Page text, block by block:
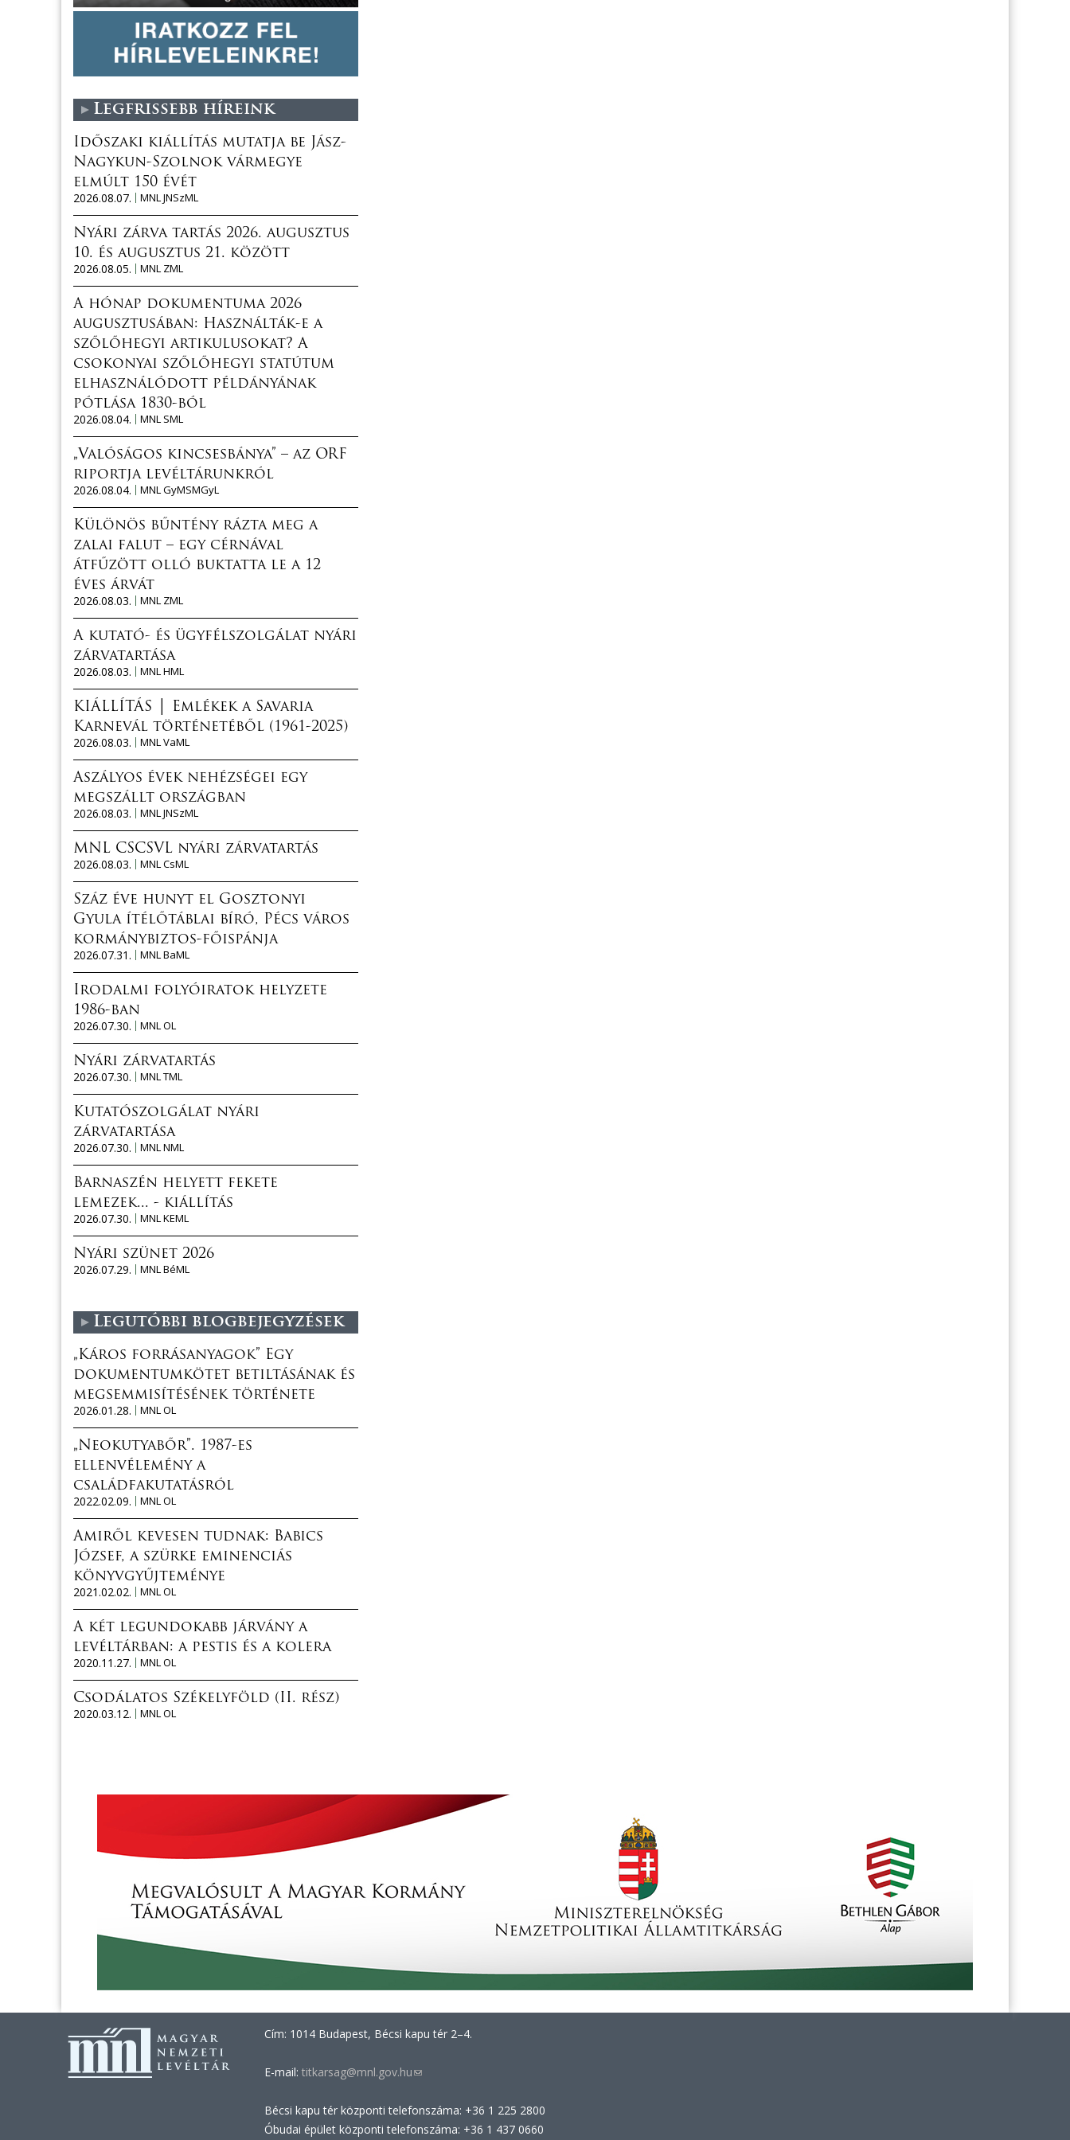
Legfrissebb híreink
Időszaki kiállítás mutatja be Jász-
Nagykun-Szolnok vármegye
elmúlt 150 évét
2026.08.07.
MNL JNSzML
Nyári zárva tartás 2026. augusztus
10. és augusztus 21. között
2026.08.05.
MNL ZML
A hónap dokumentuma 2026
augusztusában: Használták-e a
szőlőhegyi artikulusokat? A
csokonyai szőlőhegyi statútum
elhasználódott példányának
pótlása 1830-ból
2026.08.04.
MNL SML
„Valóságos kincsesbánya” – az ORF
riportja levéltárunkról
2026.08.04.
MNL GyMSMGyL
Különös bűntény rázta meg a
zalai falut – egy cérnával
átfűzött olló buktatta le a 12
éves árvát
2026.08.03.
MNL ZML
A kutató- és ügyfélszolgálat nyári
zárvatartása
2026.08.03.
MNL HML
KIÁLLÍTÁS │ Emlékek a Savaria
Karnevál történetéből (1961-2025)
2026.08.03.
MNL VaML
Aszályos évek nehézségei egy
megszállt országban
2026.08.03.
MNL JNSzML
MNL CSCSVL nyári zárvatartás
2026.08.03.
MNL CsML
Száz éve hunyt el Gosztonyi
Gyula ítélőtáblai bíró, Pécs város
kormánybiztos-főispánja
2026.07.31.
MNL BaML
Irodalmi folyóiratok helyzete
1986-ban
2026.07.30.
MNL OL
Nyári zárvatartás
2026.07.30.
MNL TML
Kutatószolgálat nyári
zárvatartása
2026.07.30.
MNL NML
Barnaszén helyett fekete
lemezek... - kiállítás
2026.07.30.
MNL KEML
Nyári szünet 2026
2026.07.29.
MNL BéML
Legutóbbi blogbejegyzések
„Káros forrásanyagok” Egy
dokumentumkötet betiltásának és
megsemmisítésének története
2026.01.28.
MNL OL
„Neokutyabőr”. 1987-es
ellenvélemény a
családfakutatásról
2022.02.09.
MNL OL
Amiről kevesen tudnak: Babics
József, a szürke eminenciás
könyvgyűjteménye
2021.02.02.
MNL OL
A két legundokabb járvány a
levéltárban: a pestis és a kolera
2020.11.27.
MNL OL
Csodálatos Székelyföld (II. rész)
2020.03.12.
MNL OL
Cím: 1014 Budapest, Bécsi kapu tér 2–4.
E-mail: titkarsag@mnl.gov.hu(link
e-
mail)
Bécsi kapu tér központi telefonszáma: +36 1 225 2800
Óbudai épület központi telefonszáma: +36 1 437 0660